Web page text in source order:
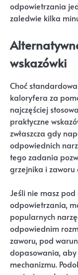
odpowietrzania
zaledwie kilka
wskazówki
Choć
kaloryfera za
najczęściej
praktyczne
zwłaszcza gdy
odpowiednich
tego zadania
grzejnika i
Jeśli nie masz
odpowietrzania,
popularnych
odpowiednim
zaworu, pod
dopasowania,
mechanizmu.